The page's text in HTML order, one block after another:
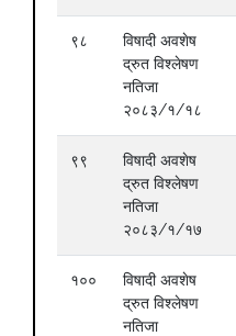
९८
विषादी अवशेष
द्रुत विश्लेषण
नतिजा
२०८३/१/१८
९९
विषादी अवशेष
द्रुत विश्लेषण
नतिजा
२०८३/१/१७
१००
विषादी अवशेष
द्रुत विश्लेषण
नतिजा